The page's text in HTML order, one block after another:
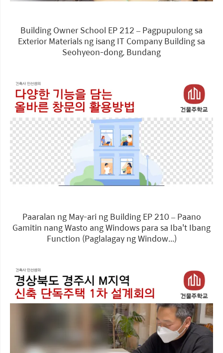
Building Owner School EP 212 – Pagpupulong sa
Exterior Materials ng isang IT Company Building sa
Seohyeon-dong, Bundang
Paaralan ng May-ari ng Building EP 210 – Paano
Gamitin nang Wasto ang Windows para sa Iba't Ibang
Function (Paglalagay ng Window...)